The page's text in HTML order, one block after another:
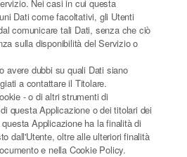
Nei casi in cui questa
Dati come facoltativi, gli Utenti
comunicare tali Dati, senza che ciò
sulla disponibilità del Servizio o
avere dubbi su quali Dati siano
a contattare il Titolare.
- o di altri strumenti di
questa Applicazione o dei titolari dei
Applicazione ha la finalità di
dall'Utente, oltre alle ulteriori finalità
e nella Cookie Policy.